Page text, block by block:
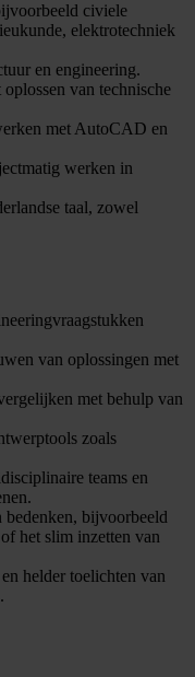
civiele
elektrotechniek
en engineering.
van technische
met AutoCAD en
werken in
taal, zowel
van oplossingen met
met behulp van
zoals
teams en
bedenken, bijvoorbeeld
het slim inzetten van
helder toelichten van